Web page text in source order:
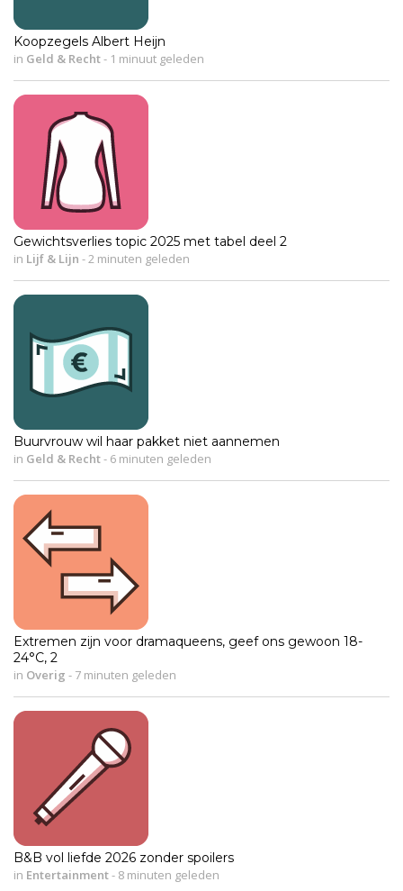
Koopzegels Albert Heijn
in Geld & Recht- 1 minuut geleden
Gewichtsverlies topic 2025 met tabel deel 2
in Lijf & Lijn -2 minuten geleden
Buurvrouw wil haar pakket niet aannemen
in Geld & Recht- 6 minuten geleden
Extremen zijn voor dramaqueens, geef ons gewoon 18-
24°C, 2
in Overig - 7 minuten geleden
B&B vol liefde 2026 zonder spoilers
in Entertainment- 8 minuten geleden